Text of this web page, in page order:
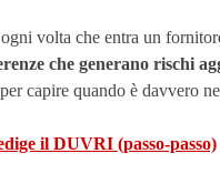
volta che entra un
che generano rischi
capire quando è davvero
il DUVRI (passo-passo)